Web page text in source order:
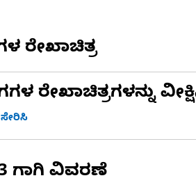
ರೇಖಾಚಿತ್ರ
ರೇಖಾಚಿತ್ರಗಳನ್ನು
ಗಾಗಿ ವಿವರಣೆ